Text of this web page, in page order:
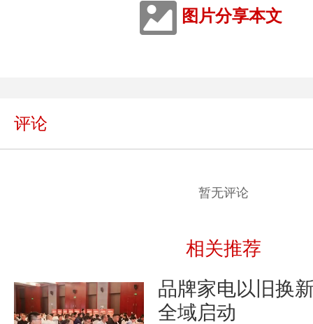
图片分享本文
评论
暂无评论
相关推荐
品牌家电以旧换
全域启动